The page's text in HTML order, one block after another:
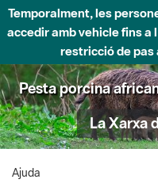
Temporalment, les
accedir amb vehicle fins
restricció de pas
Pesta porcina
La Xarxa
Ajuda